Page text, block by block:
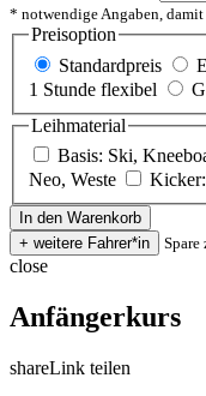
* notwendige Angaben,
Preisoption
Standardpreis
1 Stunde flexibel
Leihmaterial
Basis: Ski,
Neo, Weste
close
Anfängerkurs
shareLink teilen